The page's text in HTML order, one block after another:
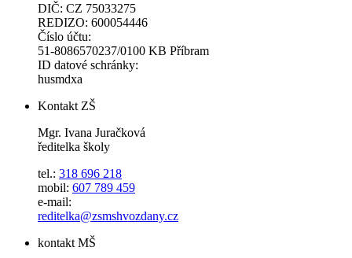
DIČ: CZ 75033275
REDIZO: 600054446
Číslo účtu:
51-8086570237/0100 KB Příbram
ID datové schránky:
husmdxa
Kontakt ZŠ
Mgr. Ivana Juračková
ředitelka školy
tel.: 318 696 218
mobil: 607 789 459
e-mail:
reditelka@zsmshvozdany.cz
kontakt MŠ